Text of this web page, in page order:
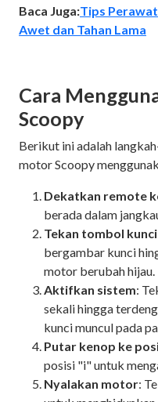
Baca Juga:Tips
Awet dan Tahan Lama
Cara
Scoopy
Berikut ini adalah
motor Scoopy
Dekatkan remote
berada dalam
Tekan tombol
bergambar kunci
motor berubah hijau.
Aktifkan sistem:
sekali hingga
kunci muncul pada
Putar kenop ke
posisi "i" untuk
Nyalakan motor: